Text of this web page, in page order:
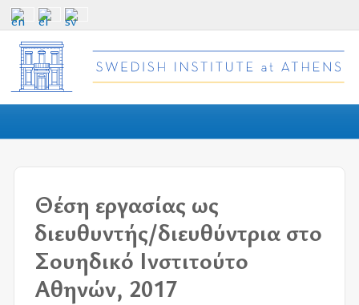
Θέση εργασίας ως
διευθυντής/διευθύντρια στο
Σουηδικό Ινστιτούτο
Αθηνών, 2017